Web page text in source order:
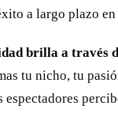
a largo plazo en
brilla a través
tu nicho, tu
espectadores